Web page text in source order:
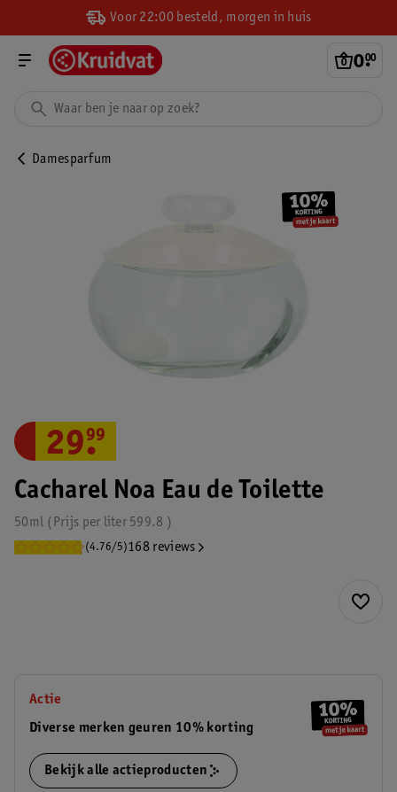
Voor 22:00 besteld, morgen in huis
0.
00
Damesparfum
Cacharel Noa Eau de Toilette
50ml 599.8
Prijs per liter
(4.76/5)168 reviews
29.
99
Actie
Diverse merken geuren 10% korting
Bekijk alle actieproducten